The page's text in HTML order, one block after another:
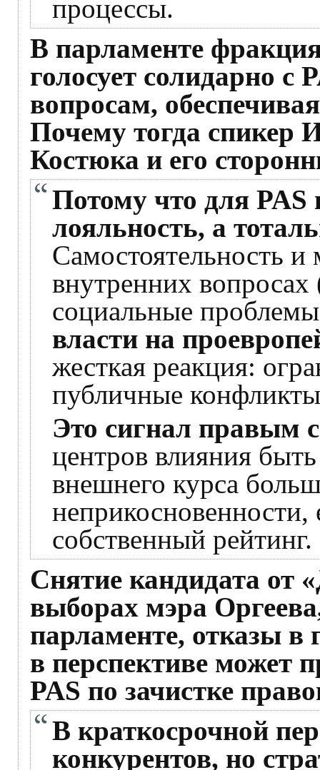
процессы.
В парламенте
голосует солидарно с
вопросам,
Почему тогда спикер
Костюка и его
Потому что для PAS
лояльность, а
Самостоятельность
внутренних
социальные
власти на
жесткая реакция:
публичные
Это сигнал правым
центров влияния
внешнего курса
неприкосновенности,
собственный рейтинг.
Снятие кандидата от
выборах мэра
парламенте, отказы в
в перспективе может
PAS по зачистке
В краткосрочной
конкурентов, но